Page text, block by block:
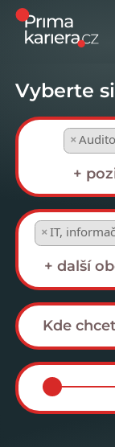
Vyberte
×
×IT,